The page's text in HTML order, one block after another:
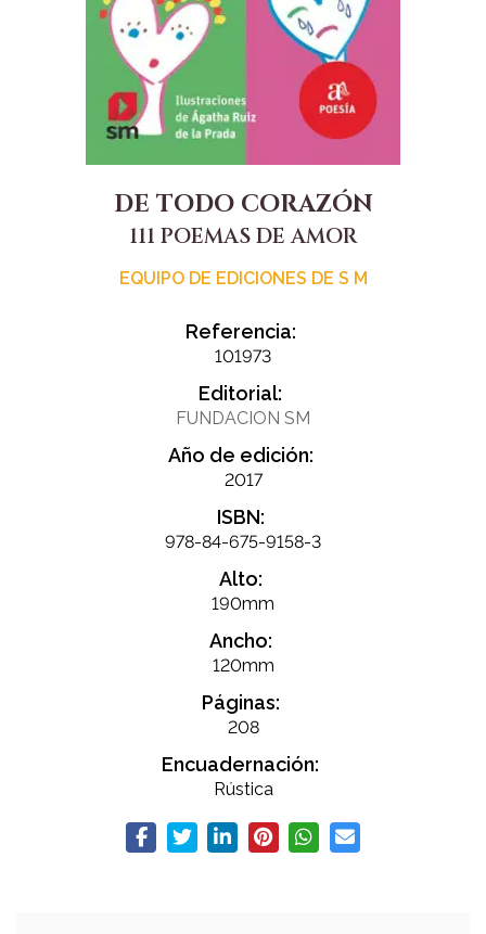
DE TODO CORAZÓN
111 POEMAS DE AMOR
EQUIPO DE EDICIONES DE S M
Referencia:
101973
Editorial:
FUNDACION SM
Año de edición:
2017
ISBN:
978-84-675-9158-3
Alto:
190mm
Ancho:
120mm
Páginas:
208
Encuadernación:
Rústica